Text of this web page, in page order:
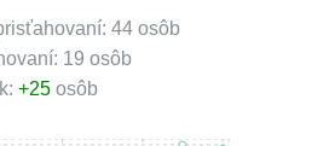
44 osôb
19 osôb
+25 osôb